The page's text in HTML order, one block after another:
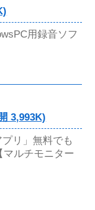
用録音ソフ
3,993K)
リ」無料でも
マルチモニター